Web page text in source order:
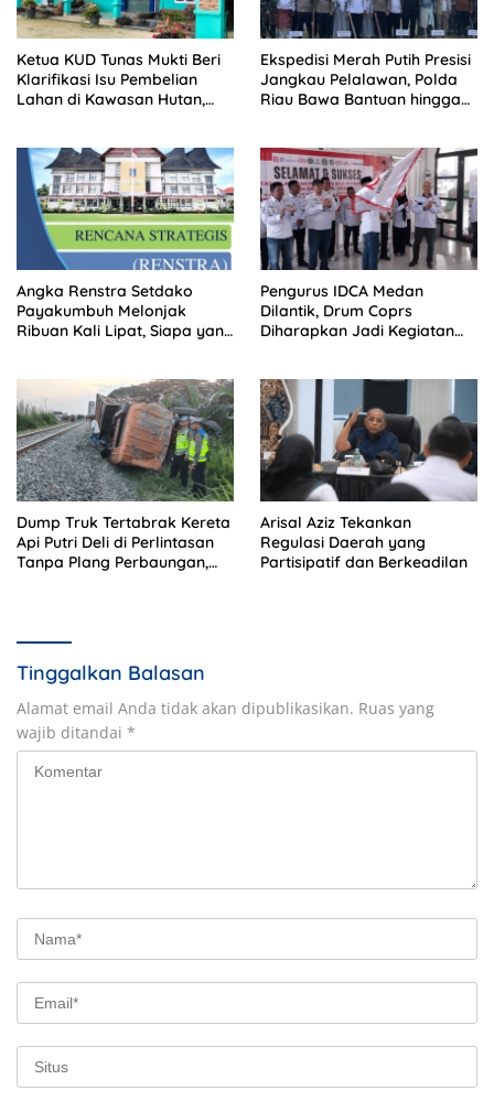
Ketua KUD Tunas Mukti Beri
Klarifikasi Isu Pembelian
Lahan di Kawasan Hutan,
Ekspedisi Merah Putih Presisi
Jangkau Pelalawan, Polda
Riau Bawa Bantuan hingga
Angka Renstra Setdako
Payakumbuh Melonjak
Ribuan Kali Lipat, Siapa yang
Pengurus IDCA Medan
Dilantik, Drum Coprs
Diharapkan Jadi Kegiatan
Dump Truk Tertabrak Kereta
Api Putri Deli di Perlintasan
Tanpa Plang Perbaungan,
Arisal Aziz Tekankan
Regulasi Daerah yang
Partisipatif dan Berkeadilan
Tinggalkan Balasan
Alamat email Anda tidak akan dipublikasikan. Ruas yang
wajib ditandai *